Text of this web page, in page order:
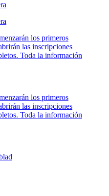
los primeros
las inscripciones
Toda la información
los primeros
las inscripciones
Toda la información